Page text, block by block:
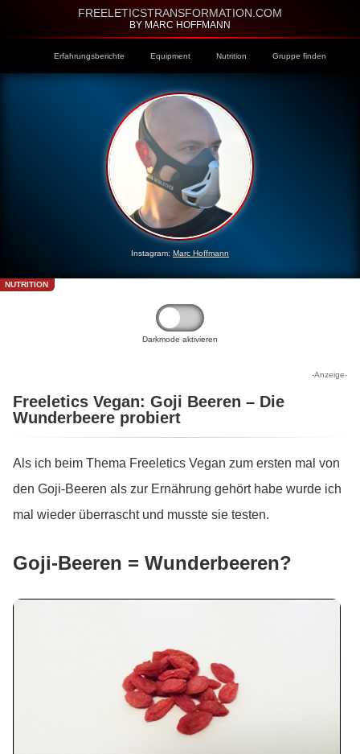
FREELETICSTRANSFORMATION.COM
BY MARC HOFFMANN
Erfahrungsberichte Equipment Nutrition Gruppe finden
Instagram: Marc Hoffmann
NUTRITION
Darkmode aktivieren
-Anzeige-
Freeletics Vegan: Goji Beeren – Die
Wunderbeere probiert
Als ich beim Thema Freeletics Vegan zum ersten mal von
den Goji-Beeren als zur Ernährung gehört habe wurde ich
mal wieder überrascht und musste sie testen.
Goji-Beeren = Wunderbeeren?